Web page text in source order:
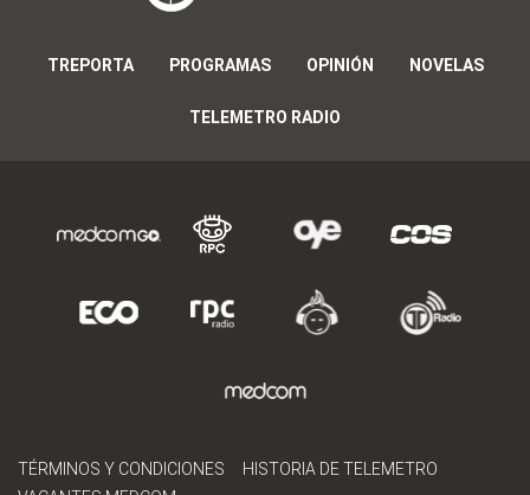
TREPORTA PROGRAMAS OPINIÓN NOVELAS
TELEMETRO RADIO
TÉRMINOS Y CONDICIONES
HISTORIA DE TELEMETRO